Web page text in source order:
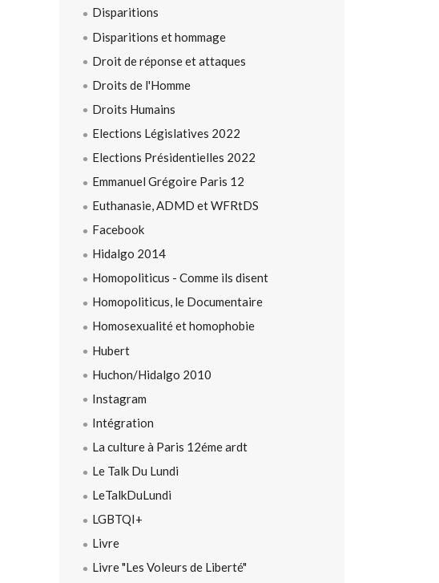
Disparitions
Disparitions et hommage
Droit de réponse et attaques
Droits de l'Homme
Droits Humains
Elections Législatives 2022
Elections Présidentielles 2022
Emmanuel Grégoire Paris 12
Euthanasie, ADMD et WFRtDS
Facebook
Hidalgo 2014
Homopoliticus - Comme ils disent
Homopoliticus, le Documentaire
Homosexualité et homophobie
Hubert
Huchon/Hidalgo 2010
Instagram
Intégration
La culture à Paris 12éme ardt
Le Talk Du Lundi
LeTalkDuLundi
LGBTQI+
Livre
Livre "Les Voleurs de Liberté"